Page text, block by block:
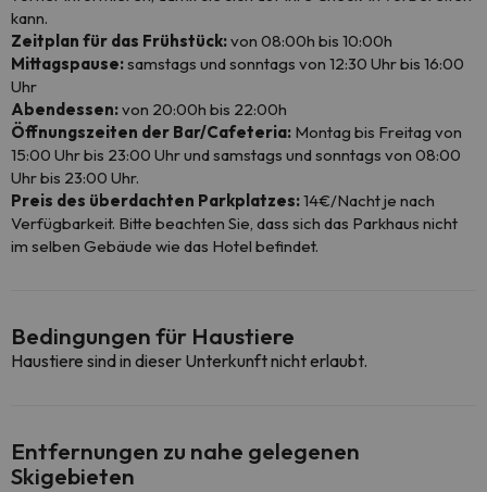
kann.
Zeitplan für das Frühstück:von 08:00h bis 10:00h
Mittagspause:samstags und sonntags von 12:30 Uhr bis 16:00
Uhr
Abendessen:von 20:00h bis 22:00h
Öffnungszeiten der Bar/Cafeteria: Montag bis Freitag von
15:00 Uhr bis 23:00 Uhr und samstags und sonntags von 08:00
Uhr bis 23:00 Uhr.
Preis des überdachten Parkplatzes:14€/Nacht je nach
Verfügbarkeit. Bitte beachten Sie, dass sich das Parkhaus nicht
im selben Gebäude wie das Hotel befindet.
Bedingungen für Haustiere
Haustiere sind in dieser Unterkunft nicht erlaubt.
Entfernungen zu nahe gelegenen
Skigebieten